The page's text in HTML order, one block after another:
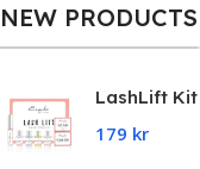
NEW PRODUCTS
LashLift
179 kr